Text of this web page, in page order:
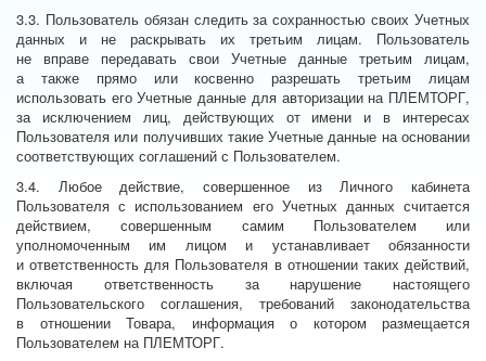
3.3. Пользователь обязан следить за сохранностью своих Учетных
данных и не раскрывать их третьим лицам. Пользователь
не вправе передавать свои Учетные данные третьим лицам,
а также прямо или косвенно разрешать третьим лицам
использовать его Учетные данные для авторизации на ПЛЕМТОРГ,
за исключением лиц, действующих от имени и в интересах
Пользователя или получивших такие Учетные данные на основании
соответствующих соглашений с Пользователем.
3.4. Любое действие, совершенное из Личного кабинета
Пользователя с использованием его Учетных данных считается
действием, совершенным самим Пользователем или
уполномоченным им лицом и устанавливает обязанности
и ответственность для Пользователя в отношении таких действий,
включая ответственность за нарушение настоящего
Пользовательского соглашения, требований законодательства
в отношении Товара, информация о котором размещается
Пользователем на ПЛЕМТОРГ.